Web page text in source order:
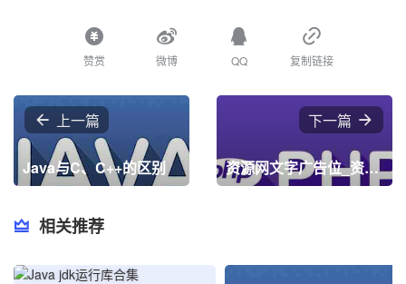
赞赏 微博 QQ 复制链接
上一篇
Java与C、C++的区别
下一篇
资源网文字广告位_资源网文字广告栏源码_资源网文字广告位代码
相关推荐